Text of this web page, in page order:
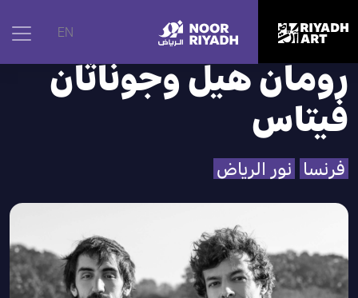
EN الرئيسية | الفنانون رومان هيل وجوناثان فيتاس
رومان هيل وجوناثان
فيتاس
فرنسا نور الرياض